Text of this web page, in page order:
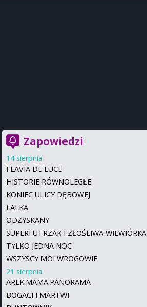
Zapowiedzi
14 sierpnia
FLAVIA DE LUCE
HISTORIE RÓWNOLEGŁE
KONIEC ULICY DĘBOWEJ
LALKA
ODZYSKANY
SUPERFUTRZAK I ZŁOŚLIWA WIEWIÓRKA
TYLKO JEDNA NOC
WSZYSCY MOI WROGOWIE
21 sierpnia
AREK.MAMA.PANORAMA
BOGACI I MARTWI